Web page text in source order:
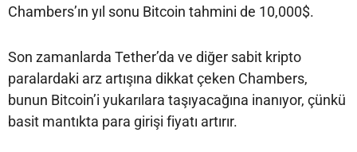
Chambers’ın yıl sonu Bitcoin tahmini de 10,000$.
Son zamanlarda Tether’da ve diğer sabit kripto
paralardaki arz artışına dikkat çeken Chambers,
bunun Bitcoin’i yukarılara taşıyacağına inanıyor, çünkü
basit mantıkta para girişi fiyatı artırır.